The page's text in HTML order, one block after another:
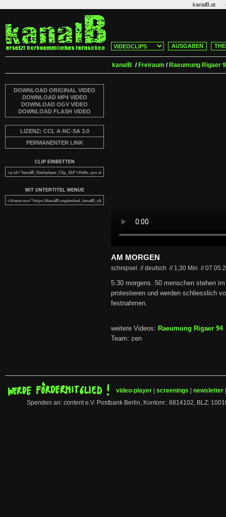
kanalB.at ·
AUSGABEN
kanalB / Freiraum / Raeumung Rigaer
DOWNLOAD ORIGINAL VIDEO
DOWNLOAD MP4 VIDEO
DOWNLOAD OGV VIDEO
DOWNLOAD FLASH VIDEO
LIZENZ: CCL A-NC-SA 3.0
PERMANENTER LINK
CLIP EINBETTEN
MIT UNTERTITEL MENUE
AM MORGEN
schnipsel // deutsch // 1,30 Min //
5:30 morgens. 50 menschen stehen
protestieren und werden schliesslich
festnahmen.
weitere Videos: Raeumung Rigaer 94
Team: zen
video-player screenings newsletter
Spenden an: content e.V. Postbank Berlin, Kontonr.: 6814102, BLZ: